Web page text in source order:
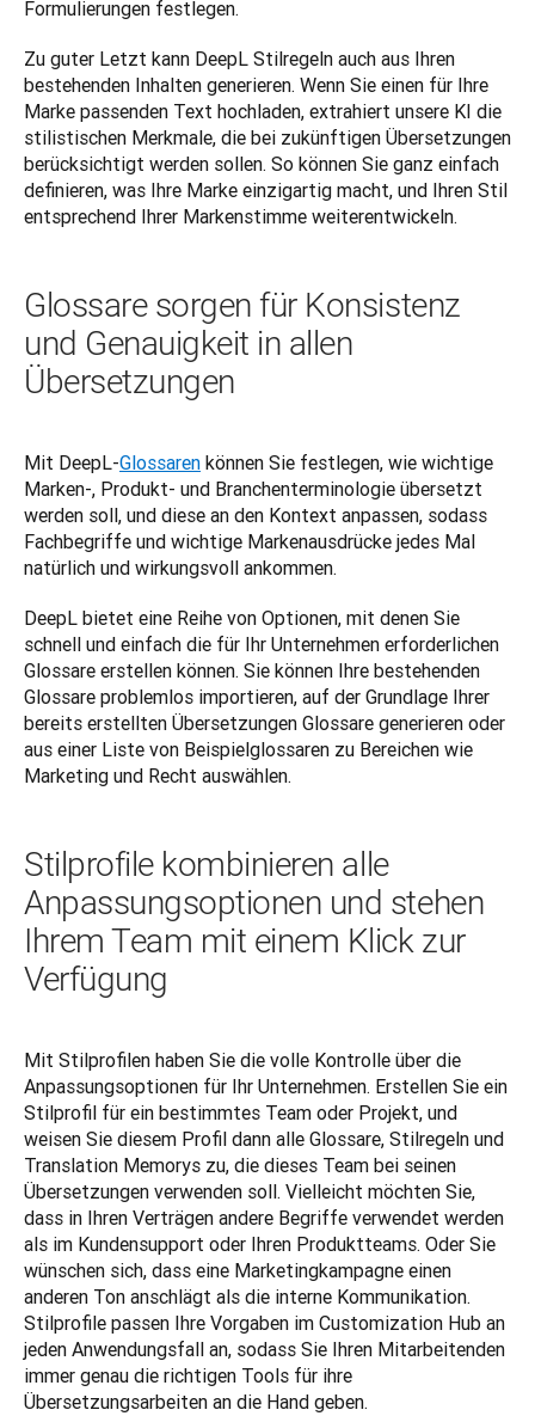
Formulierungen festlegen.
Zu guter Letzt kann DeepL Stilregeln auch aus Ihren
bestehenden Inhalten generieren. Wenn Sie einen für Ihre
Marke passenden Text hochladen, extrahiert unsere KI die
stilistischen Merkmale, die bei zukünftigen Übersetzungen
berücksichtigt werden sollen. So können Sie ganz einfach
definieren, was Ihre Marke einzigartig macht, und Ihren Stil
entsprechend Ihrer Markenstimme weiterentwickeln.
Glossare sorgen für Konsistenz
und Genauigkeit in allen
Übersetzungen
Mit DeepL-Glossaren können Sie festlegen, wie wichtige
Marken-, Produkt- und Branchenterminologie übersetzt
werden soll, und diese an den Kontext anpassen, sodass
Fachbegriffe und wichtige Markenausdrücke jedes Mal
natürlich und wirkungsvoll ankommen.
DeepL bietet eine Reihe von Optionen, mit denen Sie
schnell und einfach die für Ihr Unternehmen erforderlichen
Glossare erstellen können. Sie können Ihre bestehenden
Glossare problemlos importieren, auf der Grundlage Ihrer
bereits erstellten Übersetzungen Glossare generieren oder
aus einer Liste von Beispielglossaren zu Bereichen wie
Marketing und Recht auswählen.
Stilprofile kombinieren alle
Anpassungsoptionen und stehen
Ihrem Team mit einem Klick zur
Verfügung
Mit Stilprofilen haben Sie die volle Kontrolle über die
Anpassungsoptionen für Ihr Unternehmen. Erstellen Sie ein
Stilprofil für ein bestimmtes Team oder Projekt, und
weisen Sie diesem Profil dann alle Glossare, Stilregeln und
Translation Memorys zu, die dieses Team bei seinen
Übersetzungen verwenden soll. Vielleicht möchten Sie,
dass in Ihren Verträgen andere Begriffe verwendet werden
als im Kundensupport oder Ihren Produktteams. Oder Sie
wünschen sich, dass eine Marketingkampagne einen
anderen Ton anschlägt als die interne Kommunikation.
Stilprofile passen Ihre Vorgaben im Customization Hub an
jeden Anwendungsfall an, sodass Sie Ihren Mitarbeitenden
immer genau die richtigen Tools für ihre
Übersetzungsarbeiten an die Hand geben.